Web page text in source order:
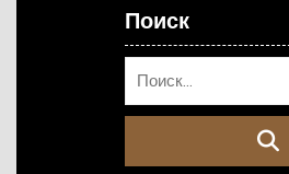
Поиск